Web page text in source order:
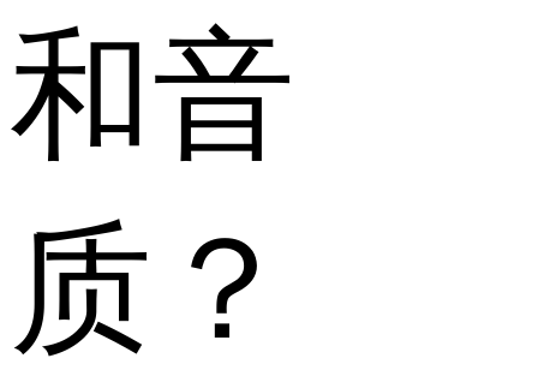
和音
质？